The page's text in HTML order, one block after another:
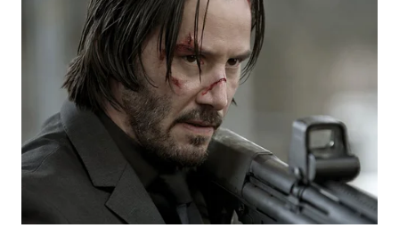
BOROBUDUR
WN
MADURA
WN
SURABAYA